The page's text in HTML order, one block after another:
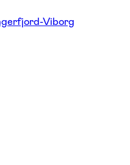
Viborg